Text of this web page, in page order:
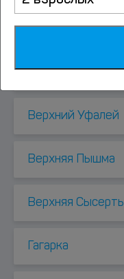
Берёзовский
Билимбай
Верхний Уфалей
Верхняя Пышма
Верхняя Сысерть
Гагарка